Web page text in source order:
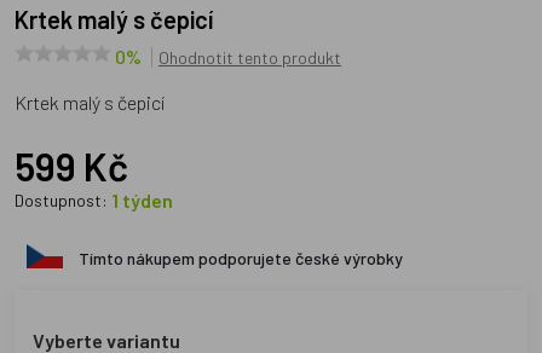
Krtek malý s čepicí
0% Ohodnotit tento produkt
Krtek malý s čepicí
599 Kč
Dostupnost: 1 týden
Tímto nákupem podporujete české výrobky
Vyberte variantu